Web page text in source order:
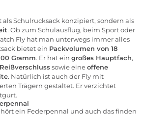
als Schulrucksack konzipiert, sondern als
. Ob zum Schulausflug, beim Sport oder
Fly hat man unterwegs immer alles
bietet ein Packvolumen von 18
Gramm. Er hat ein großes Hauptfach,
sowie eineoffene
. Natürlich ist auch der Fly mit
Trägern gestaltet. Er verzichtet
ein Federpennal und auch das finden